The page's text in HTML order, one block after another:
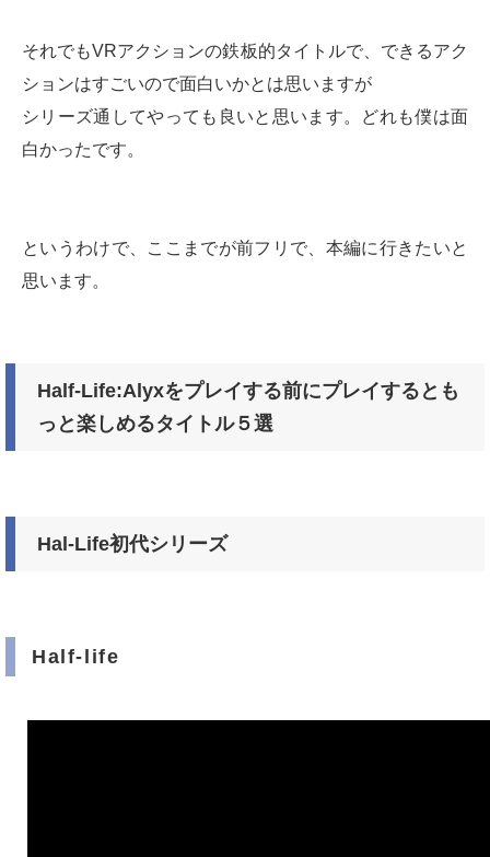
それでもVRアクションの鉄板的タイトルで、できるアク
ションはすごいので面白いかとは思いますが
シリーズ通してやっても良いと思います。どれも僕は面
白かったです。
というわけで、ここまでが前フリで、本編に行きたいと
思います。
Half-Life:Alyxをプレイする前にプレイするとも
っと楽しめるタイトル５選
Hal-Life初代シリーズ
Half-life